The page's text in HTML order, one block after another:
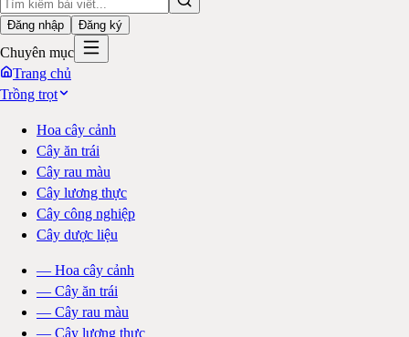
Đăng nhập Đăng ký
Chuyên mục
Trang chủ
Trồng trọt
Hoa cây cảnh
Cây ăn trái
Cây rau màu
Cây lương thực
Cây công nghiệp
Cây dược liệu
— Hoa cây cảnh
— Cây ăn trái
— Cây rau màu
— Cây lương thực